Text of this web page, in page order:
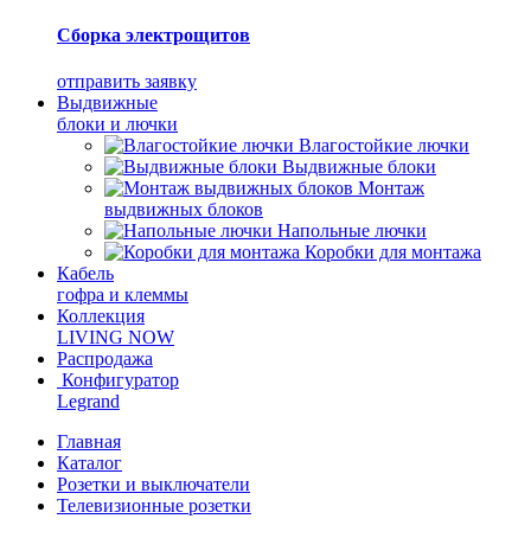
Сборка электрощитов
отправить заявку
Выдвижные
блоки и лючки
Влагостойкие лючки
Выдвижные блоки
Монтаж
выдвижных блоков
Напольные лючки
Коробки для монтажа
Кабель
гофра и клеммы
Коллекция
LIVING NOW
Распродажа
Конфигуратор
Legrand
Главная
Каталог
Розетки и выключатели
Телевизионные розетки